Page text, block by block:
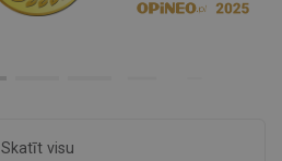
Skatīt visu